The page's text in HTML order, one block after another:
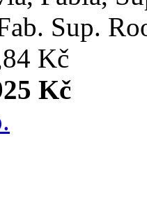
Sup.
Kč
Kč